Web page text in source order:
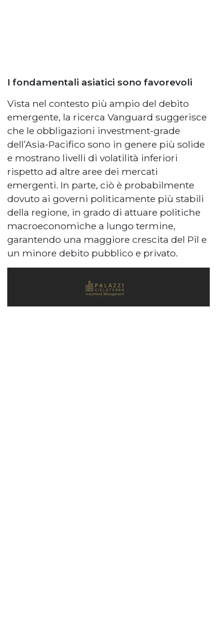
I fondamentali asiatici sono favorevoli
Vista nel contesto più ampio del debito
emergente, la ricerca Vanguard suggerisce
che le obbligazioni investment-grade
dell’Asia-Pacifico sono in genere più solide
e mostrano livelli di volatilità inferiori
rispetto ad altre aree dei mercati
emergenti. In parte, ciò è probabilmente
dovuto ai governi politicamente più stabili
della regione, in grado di attuare politiche
macroeconomiche a lungo termine,
garantendo una maggiore crescita del Pil e
un minore debito pubblico e privato.